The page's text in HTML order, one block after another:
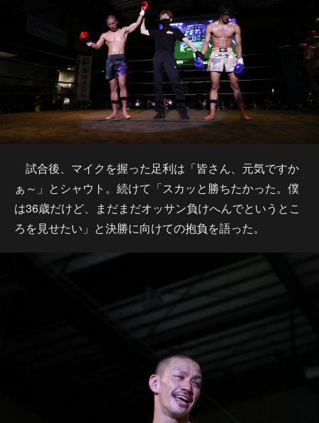
試合後、マイクを握った足利は「皆さん、元気ですか
ぁ～」とシャウト。続けて「スカッと勝ちたかった。僕
は36歳だけど、まだまだオッサン負けへんでというとこ
ろを見せたい」と決勝に向けての抱負を語った。